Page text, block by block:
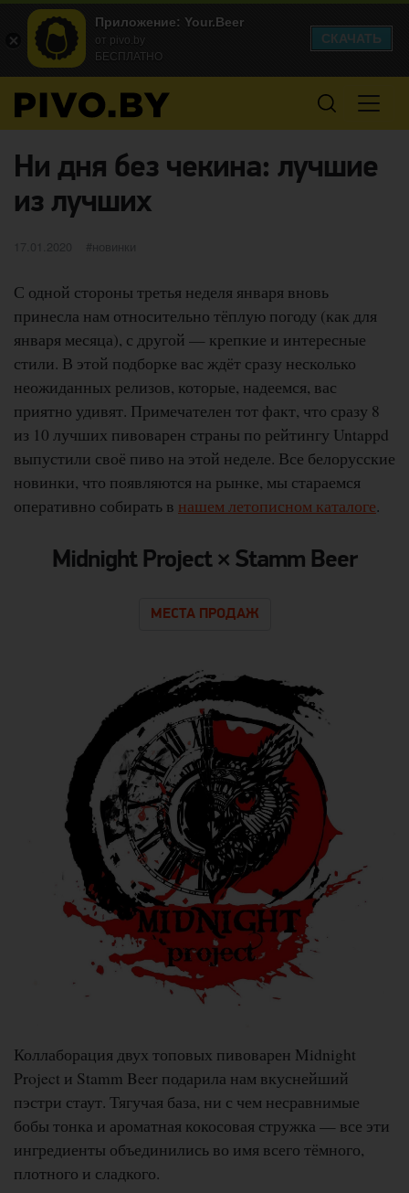
Ни дня без чекина: лучшие
из лучших
Опубликовано
17.01.2020 категории
новинки
С одной стороны третья неделя января вновь
принесла нам относительно тёплую погоду (как для
января месяца), с другой — крепкие и интересные
стили. В этой подборке вас ждёт сразу несколько
неожиданных релизов, которые, надеемся, вас
приятно удивят. Примечателен тот факт, что сразу 8
из 10 лучших пивоварен страны по рейтингу Untappd
выпустили своё пиво на этой неделе. Все белорусские
новинки, что появляются на рынке, мы стараемся
оперативно собирать в нашем летописном каталоге.
Midnight Project × Stamm Beer
МЕСТА ПРОДАЖ
Коллаборация двух топовых пивоварен Midnight
Project и Stamm Beer подарила нам вкуснейший
пэстри стаут. Тягучая база, ни с чем несравнимые
бобы тонка и ароматная кокосовая стружка — все эти
ингредиенты объединились во имя всего тёмного,
плотного и сладкого.
Приложение: Your.Beer
от pivo.by
БЕСПЛАТНО
СКАЧАТЬ